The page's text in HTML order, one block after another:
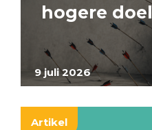
9 juli 2026
hogere
Artikel